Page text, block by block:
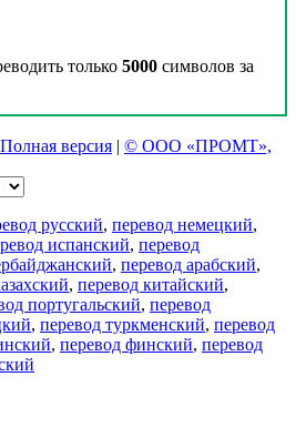
только 5000 символов за
Полная версия | © ООО «ПРОМТ»,
русский, перевод немецкий,
испанский, перевод
, перевод арабский,
, перевод китайский,
португальский, перевод
, перевод туркменский, перевод
, перевод финский, перевод